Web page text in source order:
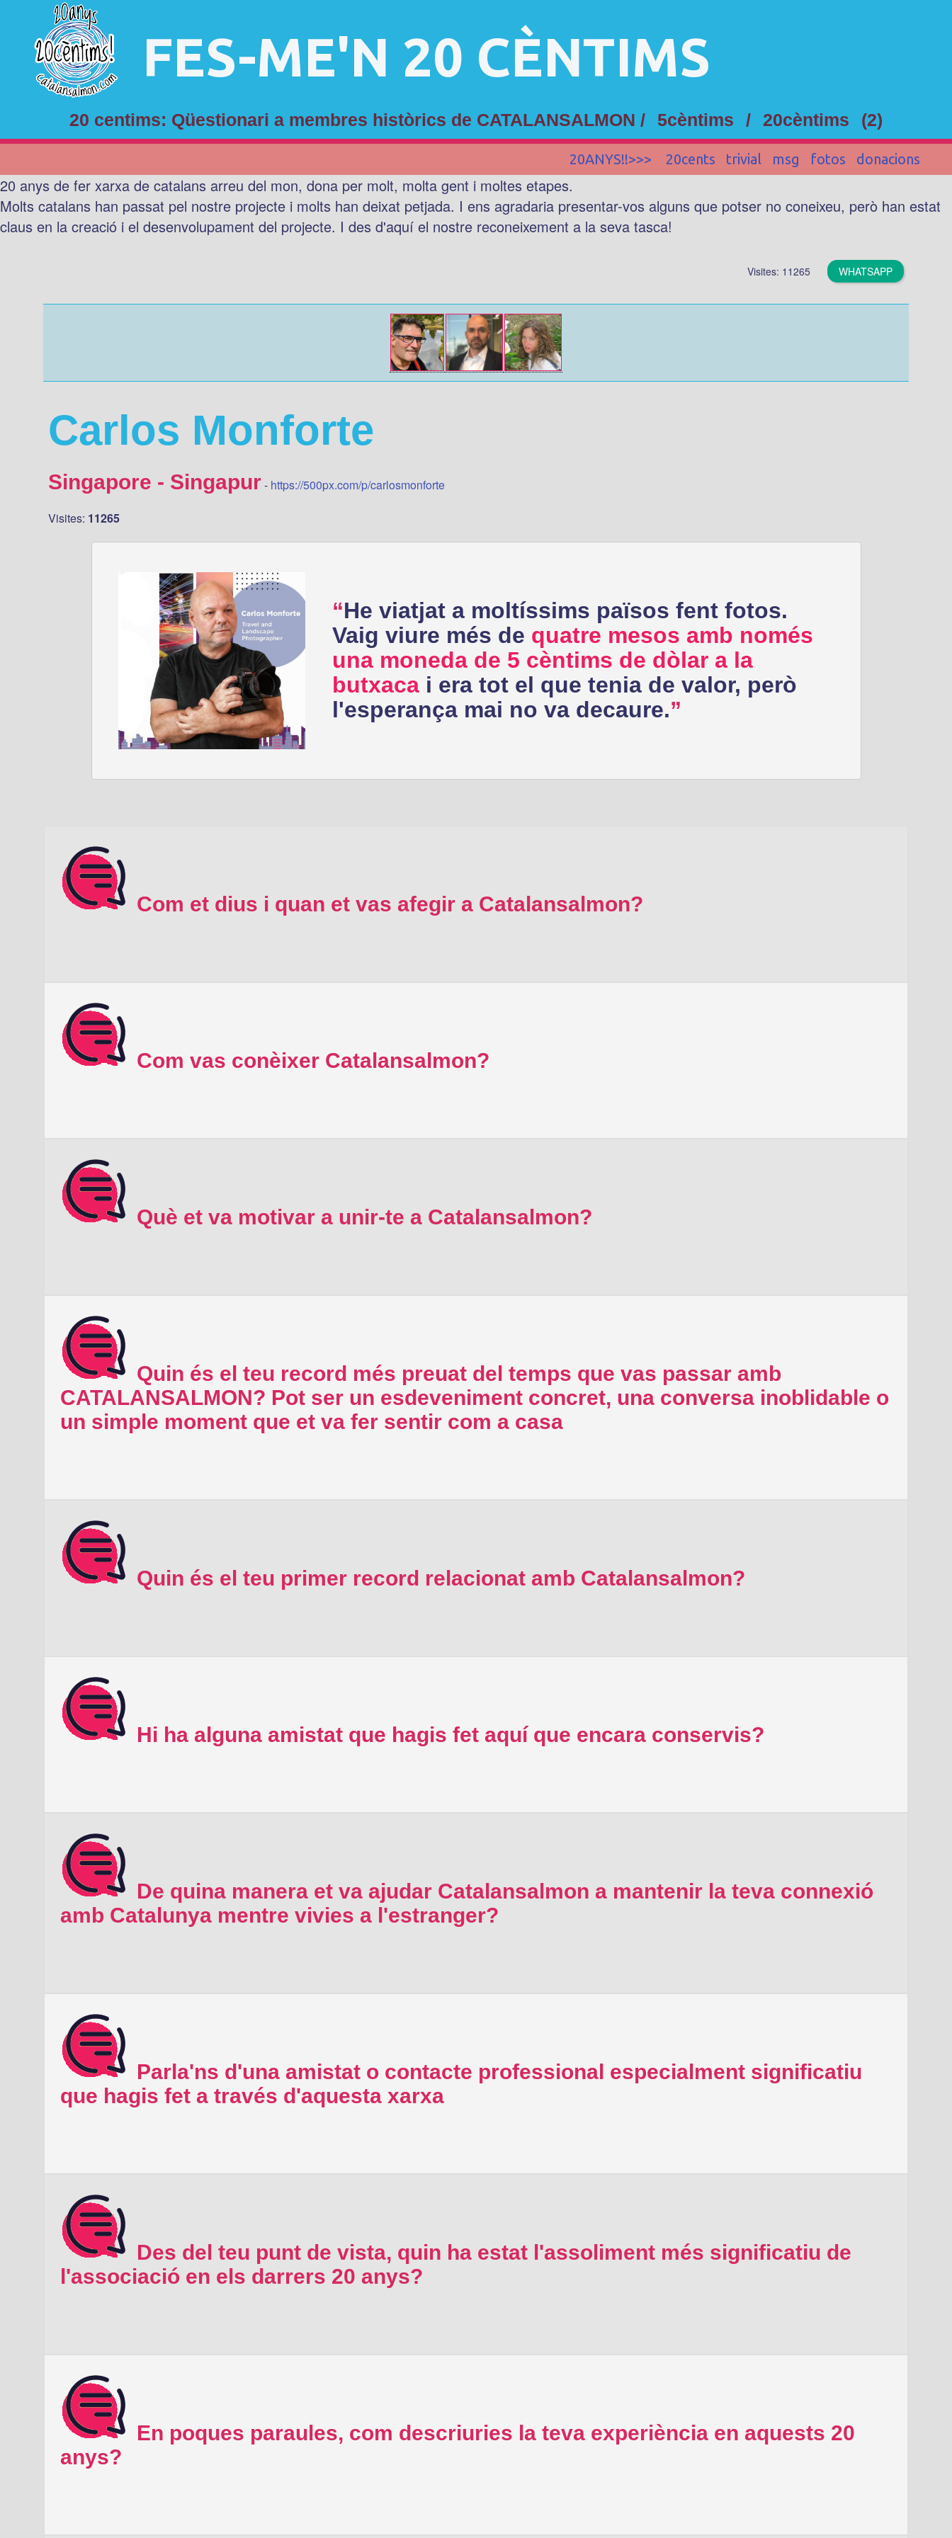
FES-ME'N 20 CÈNTIMS
20 centims: Qüestionari a membres històrics de CATALANSALMON / 5cèntims / 20cèntims (2)
20ANYS!!>>> 20cents trivial msg fotos donacions
20 anys de fer xarxa de catalans arreu del mon, dona per molt, molta gent i moltes etapes.
Molts catalans han passat pel nostre projecte i molts han deixat petjada. I ens agradaria presentar-vos alguns que potser no coneixeu, però han estat
claus en la creació i el desenvolupament del projecte. I des d'aquí el nostre reconeixement a la seva tasca!
Visites: 11265 WHATSAPP
Carlos Monforte
Singapore - Singapur- https://500px.com/p/carlosmonforte
Visites: 11265
He viatjat a moltíssims països fent fotos.
Vaig viure més de quatre mesos amb només
una moneda de 5 cèntims de dòlar a la
butxacai era tot el que tenia de valor, però
l'esperança mai no va decaure.
Com et dius i quan et vas afegir a Catalansalmon?
Com vas conèixer Catalansalmon?
Què et va motivar a unir-te a Catalansalmon?
Quin és el teu record més preuat del temps que vas passar amb
CATALANSALMON? Pot ser un esdeveniment concret, una conversa inoblidable o
un simple moment que et va fer sentir com a casa
Quin és el teu primer record relacionat amb Catalansalmon?
Hi ha alguna amistat que hagis fet aquí que encara conservis?
De quina manera et va ajudar Catalansalmon a mantenir la teva connexió
amb Catalunya mentre vivies a l'estranger?
Parla'ns d'una amistat o contacte professional especialment significatiu
que hagis fet a través d'aquesta xarxa
Des del teu punt de vista, quin ha estat l'assoliment més significatiu de
l'associació en els darrers 20 anys?
En poques paraules, com descriuries la teva experiència en aquests 20
anys?